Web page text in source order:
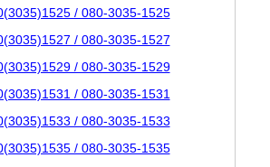
/ 080-3035-1525
/ 080-3035-1527
/ 080-3035-1529
/ 080-3035-1531
/ 080-3035-1533
/ 080-3035-1535